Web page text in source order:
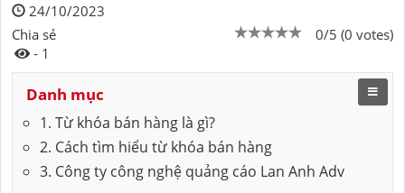
24/10/2023
0/5 (0 votes)
Chia sẻ
- 1
Danh mục
1. Từ khóa bán hàng là gì?
2. Cách tìm hiểu từ khóa bán hàng
3. Công ty công nghệ quảng cáo Lan Anh Adv